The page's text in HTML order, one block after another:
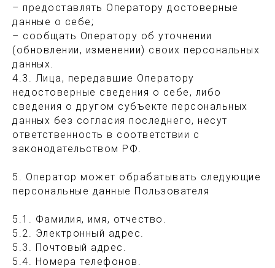
– предоставлять Оператору достоверные
данные о себе;
– сообщать Оператору об уточнении
(обновлении, изменении) своих персональных
данных.
4.3. Лица, передавшие Оператору
недостоверные сведения о себе, либо
сведения о другом субъекте персональных
данных без согласия последнего, несут
ответственность в соответствии с
законодательством РФ.
5. Оператор может обрабатывать следующие
персональные данные Пользователя
5.1. Фамилия, имя, отчество.
5.2. Электронный адрес.
5.3. Почтовый адрес.
5.4. Номера телефонов.